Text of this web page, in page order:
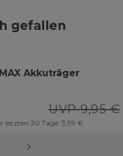
gefallen
Akkuträger
UVP 9,95 €
letzten 30 Tage: 3,99 €